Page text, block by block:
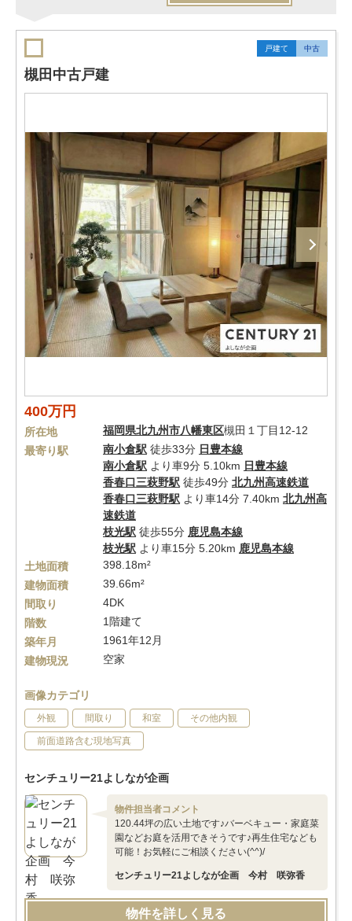
戸建て 中古
槻田中古戸建
400万円
所在地 福岡県北九州市八幡東区槻田１丁目12-12
最寄り駅
南小倉駅 徒歩33分 日豊本線
南小倉駅 より車9分 5.10km 日豊本線
香春口三萩野駅 徒歩49分 北九州高速鉄道
香春口三萩野駅 より車14分 7.40km 北九州高
速鉄道
枝光駅 徒歩55分 鹿児島本線
枝光駅 より車15分 5.20km 鹿児島本線
土地面積
398.18m²
建物面積
39.66m²
間取り
4DK
階数
1階建て
築年月
1961年12月
建物現況
空家
画像カテゴリ
外観 間取り 和室 その他内観
前面道路含む現地写真
センチュリー21よしなが企画
物件担当者コメント
120.44坪の広い土地です♪バーベキュー・家庭菜
園などお庭を活用できそうです♪再生住宅なども
可能！お気軽にご相談ください(^^)/
センチュリー21よしなが企画 今村 咲弥香
物件を詳しく見る